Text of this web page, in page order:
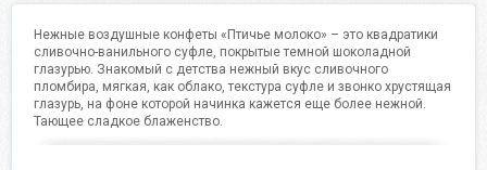
Нежные воздушные конфеты «Птичье молоко» – это квадратики
сливочно-ванильного суфле, покрытые темной шоколадной
глазурью. Знакомый с детства нежный вкус сливочного
пломбира, мягкая, как облако, текстура суфле и звонко хрустящая
глазурь, на фоне которой начинка кажется еще более нежной.
Тающее сладкое блаженство.